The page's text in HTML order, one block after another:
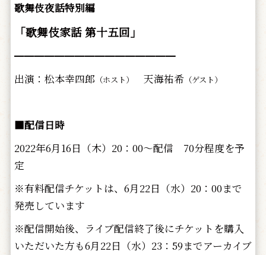
歌舞伎夜話特別編
「歌舞伎家話 第十五回」
━━━━━━━━━━━━━━━━
出演：松本幸四郎（ホスト） 天海祐希（ゲスト）
■配信日時
2022年6月16日（木）20：00～配信 70分程度を予
定
※有料配信チケットは、6月22日（水）20：00まで
発売しています
※配信開始後、ライブ配信終了後にチケットを購入
いただいた方も6月22日（水）23：59までアーカイブ